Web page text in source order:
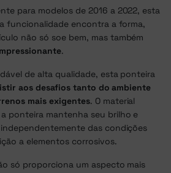
para modelos de 2016 a 2022, esta
funcionalidade encontra a forma,
não só soe bem, mas também
.
de alta qualidade, esta ponteira
aos desafios tanto do ambiente
mais exigentes. O material
ponteira mantenha seu brilho e
das condições
a elementos corrosivos.
só proporciona um aspecto mais